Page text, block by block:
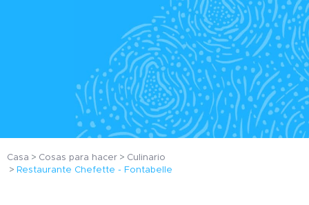
Casa Cosas para hacer
Culinario
Restaurante Chefette - Fontabelle